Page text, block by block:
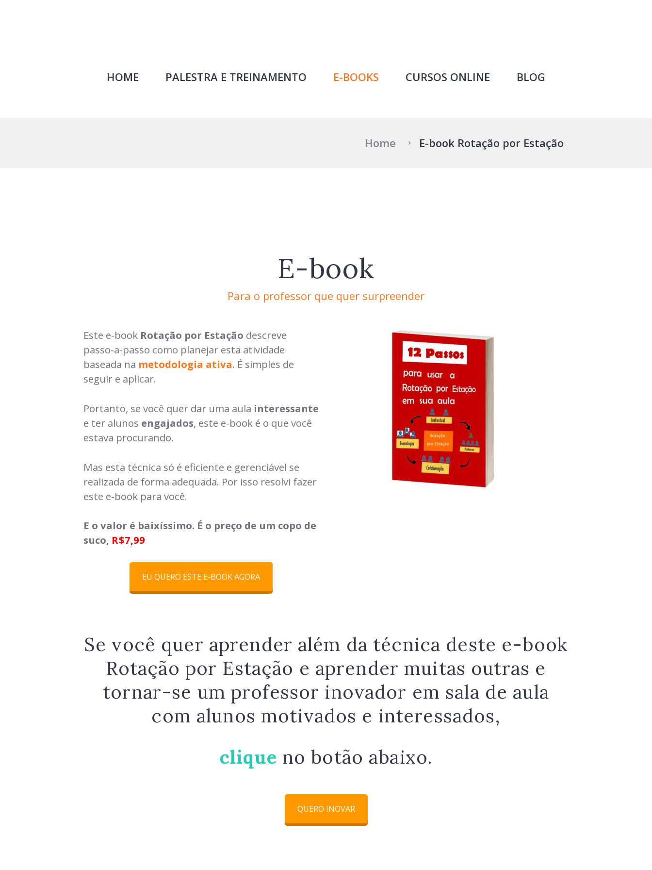
HOME PALESTRA E TREINAMENTO E-BOOKS CURSOS ONLINE BLOG
Home E-book Rotação por Estação
E-book
Para o professor que quer surpreender
Este e-book Rotação por Estação descreve
passo-a-passo como planejar esta atividade
baseada na metodologia ativa. É simples de
seguir e aplicar.
Portanto, se você quer dar uma aula interessante
e ter alunos engajados, este e-book é o que você
estava procurando.
Mas esta técnica só é eficiente e gerenciável se
realizada de forma adequada. Por isso resolvi fazer
este e-book para você.
E o valor é baixíssimo. É o preço de um copo de
suco, R$7,99
EU QUERO ESTE E-BOOK AGORA
Se você quer aprender além da técnica deste e-book
Rotação por Estação e aprender muitas outras e
tornar-se um professor inovador em sala de aula
com alunos motivados e interessados,
clique no botão abaixo.
QUERO INOVAR